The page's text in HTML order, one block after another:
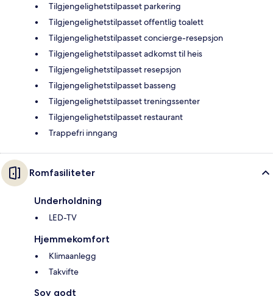
Tilgjengelighetstilpasset parkering
Tilgjengelighetstilpasset offentlig toalett
Tilgjengelighetstilpasset concierge-resepsjon
Tilgjengelighetstilpasset adkomst til heis
Tilgjengelighetstilpasset resepsjon
Tilgjengelighetstilpasset basseng
Tilgjengelighetstilpasset treningssenter
Tilgjengelighetstilpasset restaurant
Trappefri inngang
Romfasiliteter
Underholdning
LED-TV
Hjemmekomfort
Klimaanlegg
Takvifte
Sov godt